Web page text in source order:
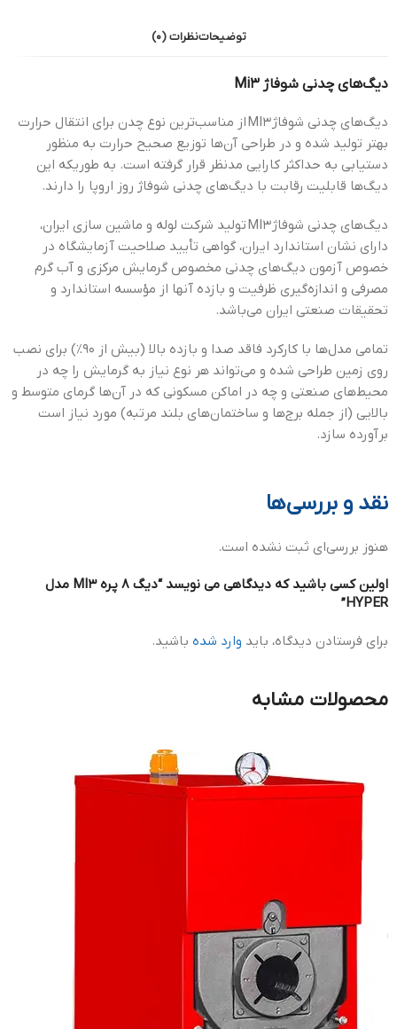
توضیحاتنظرات (0)
دیگ­‌های چدنی شوفاژ Mi3
دیگ­‌های چدنی شوفاژ MI3 از مناسب­‌ترین نوع چدن برای انتقال حرارت
بهتر تولید شده و در طراحی آن­‌ها توزیع صحیح حرارت به منظور
دستیابی به حداكثر كارایی مدنظر قرار گرفته است. به طوریكه این
دیگ‌ها قابلیت رقابت با دیگ­‌های چدنی شوفاژ روز اروپا را دارند.
دیگ‌های چدنی شوفاژ MI3 تولید شركت لوله و ماشین ­سازی ایران،
داراي نشان استاندارد ايران، گواهی تأیید صلاحیت آزمایشگاه در
خصوص آزمون دیگ‌های چدنی مخصوص گرمایش مركزی و آب گرم
مصرفی و اندازه­‌گیری ظرفیت و بازده آنها از مؤسسه­ استاندارد و
تحقیقات صنعتی ایران می­‌باشد.
تمامي مدل‌ها با كاركرد فاقد صدا و بازده بالا (بیش از ۹۰%) برای نصب
روی زمین طراحی شده و می‌تواند هر نوع نیاز به گرمایش را چه در
محیط­‌های صنعتی و چه در اماكن مسكونی كه در آن‌ها گرمای متوسط و
بالایی (از جمله برج‌ها و ساختمان‌های بلند مرتبه) مورد نیاز است
برآورده سازد.
نقد و بررسی‌ها
هنوز بررسی‌ای ثبت نشده است.
اولین کسی باشید که دیدگاهی می نویسد “دیگ 8 پره MI3 مدل
HYPER”
برای فرستادن دیدگاه، باید وارد شده باشید.
محصولات مشابه